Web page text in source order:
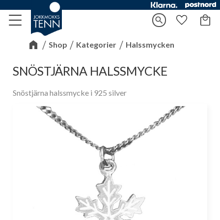
Meny search Favoriter
Shop Kategorier Halssmycken
SNÖSTJÄRNA HALSSMYCKE
Snöstjärna halssmycke i 925 silver